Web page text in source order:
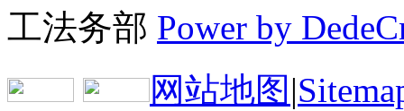
工法务部 Power by
网站地图 |